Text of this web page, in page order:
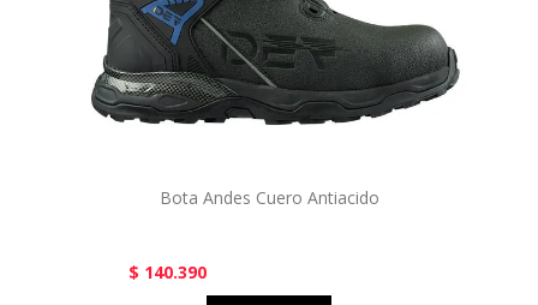
Bota Andes Cuero Antiacido
$ 140.390